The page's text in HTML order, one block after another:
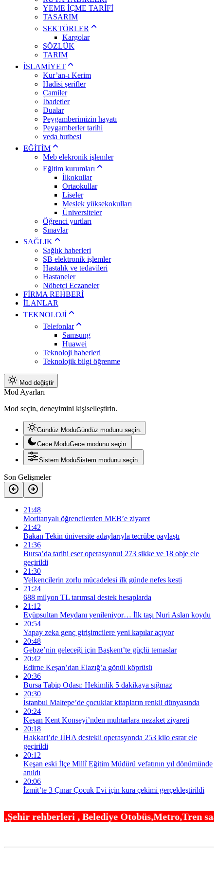
YEME İÇME TARİFİ
TASARIM
SEKTÖRLER
Kargolar
SÖZLÜK
TARIM
İSLAMİYET
Kur’an-ı Kerim
Hadisi şerifler
Camiler
İbadetler
Dualar
Peygamberimizin hayatı
Peygamberler tarihi
veda hutbesi
EĞİTİM
Meb elekronik işlemler
Eğitim kurumları
İlkokullar
Ortaokullar
Liseler
Meslek yüksekokulları
Üniversiteler
Öğrenci yurtları
Sınavlar
SAĞLIK
Sağlık haberleri
SB elektronik işlemler
Hastalık ve tedavileri
Hastaneler
Nöbetçi Eczaneler
FİRMA REHBERİ
İLANLAR
TEKNOLOJİ
Telefonlar
Samsung
Huawei
Teknoloji haberleri
Teknolojik bilgi öğrenme
Mod değiştir
Mod Ayarları
Mod seçin, deneyimini kişiselleştirin.
Gündüz ModuGündüz modunu seçin.
Gece ModuGece modunu seçin.
Sistem ModuSistem modunu seçin.
Son Gelişmeler
21:48
Moritanyalı öğrencilerden MEB’e ziyaret
21:42
Bakan Tekin üniversite adaylarıyla tecrübe paylaştı
21:36
Bursa’da tarihi eser operasyonu! 273 sikke ve 18 obje ele
geçirildi
21:30
Yelkencilerin zorlu mücadelesi ilk günde nefes kesti
21:24
688 milyon TL tarımsal destek hesaplarda
21:12
Eyüpsultan Meydanı yenileniyor… İlk taşı Nuri Aslan koydu
20:54
Yapay zeka genç girişimcilere yeni kapılar açıyor
20:48
Gebze’nin geleceği için Başkent’te güçlü temaslar
20:42
Edirne Keşan’dan Elazığ’a gönül köprüsü
20:36
Bursa Tabip Odası: Hekimlik 5 dakikaya sığmaz
20:30
İstanbul Maltepe’de çocuklar kitapların renkli dünyasında
20:24
Keşan Kent Konseyi’nden muhtarlara nezaket ziyareti
20:18
Hakkari’de JİHA destekli operasyonda 253 kilo esrar ele
geçirildi
20:12
Keşan eski İlçe Millî Eğitim Müdürü vefatının yıl dönümünde
anıldı
20:06
İzmit’te 3 Çınar Çocuk Evi için kura çekimi gerçekleştirildi
, Belediye Otobüs,Metro,Tren saatleri